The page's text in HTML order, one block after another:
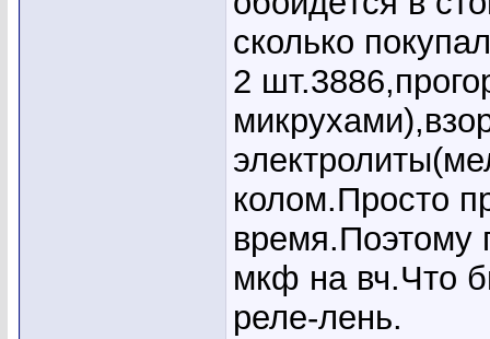
сколько
2
колом.Просто
время.Поэтому
мкф на вч.Что
реле-лень.